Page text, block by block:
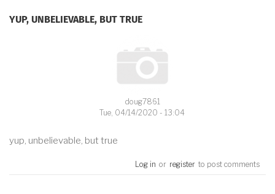
YUP, UNBELIEVABLE, BUT TRUE
yup, unbelievable, but true
Log in or register to post comments
doug7861
Tue, 04/14/2020 - 13:04